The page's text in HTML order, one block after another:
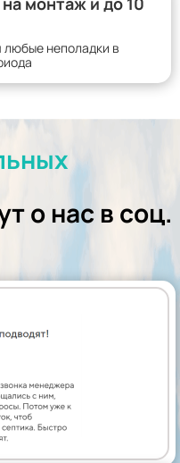
любые неполадки в
о нас в соц.